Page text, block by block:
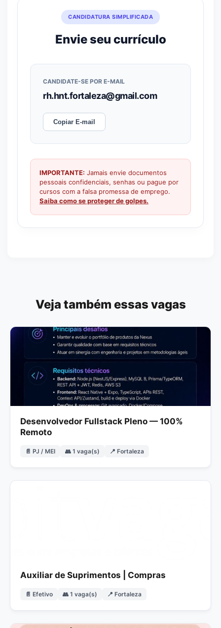
CANDIDATURA SIMPLIFICADA
Envie seu currículo
CANDIDATE-SE POR E-MAIL
rh.hnt.fortaleza@gmail.com
Copiar E-mail
IMPORTANTE: Jamais envie documentos
pessoais confidenciais, senhas ou pague por
cursos com a falsa promessa de emprego.
Saiba como se proteger de golpes.
Veja também essas vagas
Desenvolvedor Fullstack Pleno — 100%
Remoto
📄 PJ / MEI 👥 1 vaga(s) 📍 Fortaleza
Auxiliar de Suprimentos | Compras
📄 Efetivo 👥 1 vaga(s) 📍 Fortaleza